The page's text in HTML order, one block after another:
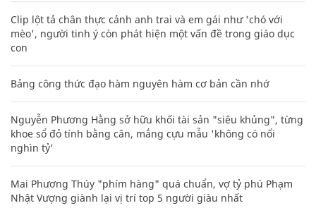
Clip lột tả chân thực cảnh anh trai và em gái như 'chó với
mèo', người tinh ý còn phát hiện một vấn đề trong giáo dục
con
Bảng công thức đạo hàm nguyên hàm cơ bản cần nhớ
Nguyễn Phương Hằng sở hữu khối tài sản "siêu khủng", từng
khoe sổ đỏ tính bằng cân, mắng cựu mẫu 'không có nổi
nghìn tỷ'
Mai Phương Thúy "phím hàng" quá chuẩn, vợ tỷ phú Phạm
Nhật Vượng giành lại vị trí top 5 người giàu nhất